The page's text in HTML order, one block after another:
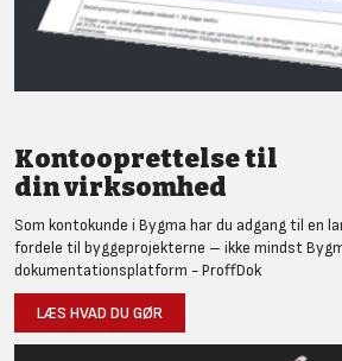
Kontooprettelse til
din virksomhed
Som kontokunde i Bygma har du adgang til en
fordele til byggeprojekterne – ikke mindst
dokumentationsplatform - ProffDok
LÆS HVAD DU GØR